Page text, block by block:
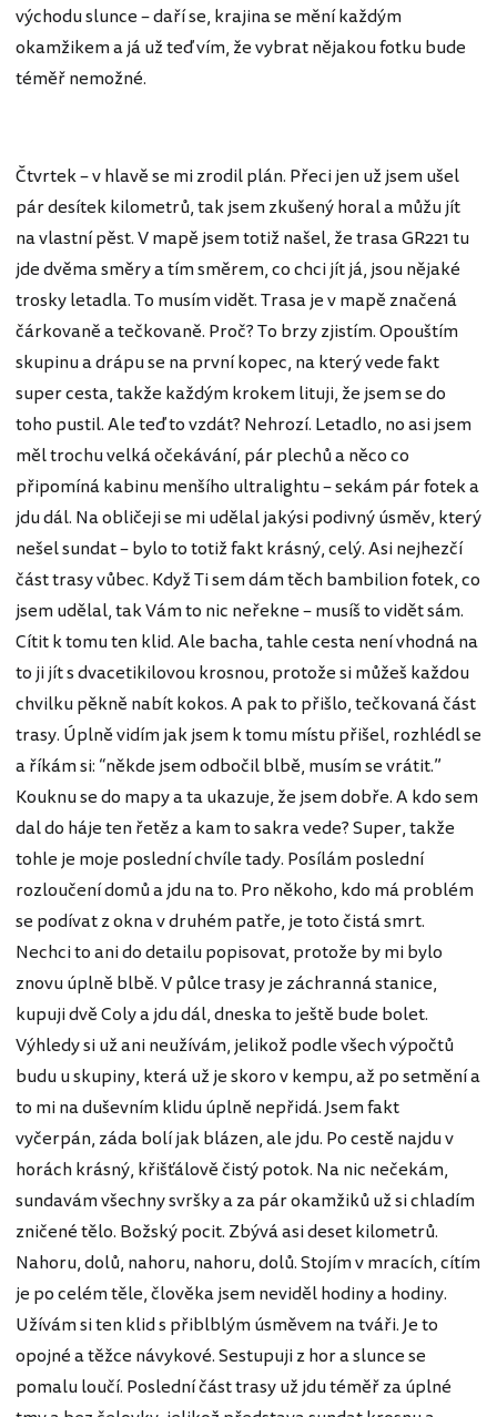
východu slunce – daří se, krajina se mění každým
okamžikem a já už teď vím, že vybrat nějakou fotku bude
téměř nemožné.
Čtvrtek – v hlavě se mi zrodil plán. Přeci jen už jsem ušel
pár desítek kilometrů, tak jsem zkušený horal a můžu jít
na vlastní pěst. V mapě jsem totiž našel, že trasa GR221 tu
jde dvěma směry a tím směrem, co chci jít já, jsou nějaké
trosky letadla. To musím vidět. Trasa je v mapě značená
čárkovaně a tečkovaně. Proč? To brzy zjistím. Opouštím
skupinu a drápu se na první kopec, na který vede fakt
super cesta, takže každým krokem lituji, že jsem se do
toho pustil. Ale teď to vzdát? Nehrozí. Letadlo, no asi jsem
měl trochu velká očekávání, pár plechů a něco co
připomíná kabinu menšího ultralightu – sekám pár fotek a
jdu dál. Na obličeji se mi udělal jakýsi podivný úsměv, který
nešel sundat – bylo to totiž fakt krásný, celý. Asi nejhezčí
část trasy vůbec. Když Ti sem dám těch bambilion fotek, co
jsem udělal, tak Vám to nic neřekne – musíš to vidět sám.
Cítit k tomu ten klid. Ale bacha, tahle cesta není vhodná na
to ji jít s dvacetikilovou krosnou, protože si můžeš každou
chvilku pěkně nabít kokos. A pak to přišlo, tečkovaná část
trasy. Úplně vidím jak jsem k tomu místu přišel, rozhlédl se
a říkám si: “někde jsem odbočil blbě, musím se vrátit.”
Kouknu se do mapy a ta ukazuje, že jsem dobře. A kdo sem
dal do háje ten řetěz a kam to sakra vede? Super, takže
tohle je moje poslední chvíle tady. Posílám poslední
rozloučení domů a jdu na to. Pro někoho, kdo má problém
se podívat z okna v druhém patře, je toto čistá smrt.
Nechci to ani do detailu popisovat, protože by mi bylo
znovu úplně blbě. V půlce trasy je záchranná stanice,
kupuji dvě Coly a jdu dál, dneska to ještě bude bolet.
Výhledy si už ani neužívám, jelikož podle všech výpočtů
budu u skupiny, která už je skoro v kempu, až po setmění a
to mi na duševním klidu úplně nepřidá. Jsem fakt
vyčerpán, záda bolí jak blázen, ale jdu. Po cestě najdu v
horách krásný, křišťálově čistý potok. Na nic nečekám,
sundavám všechny svršky a za pár okamžiků už si chladím
zničené tělo. Božský pocit. Zbývá asi deset kilometrů.
Nahoru, dolů, nahoru, nahoru, dolů. Stojím v mracích, cítím
je po celém těle, člověka jsem neviděl hodiny a hodiny.
Užívám si ten klid s přiblblým úsměvem na tváři. Je to
opojné a těžce návykové. Sestupuji z hor a slunce se
pomalu loučí. Poslední část trasy už jdu téměř za úplné